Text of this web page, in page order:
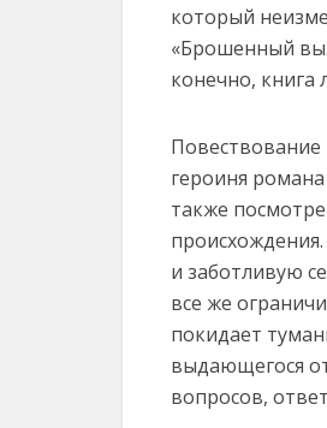
который
«Брошенный
конечно, книга
Повествование
героиня
также
и заботливую
все же
покидает
выдающегося
вопросов,